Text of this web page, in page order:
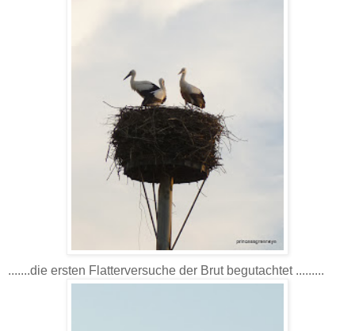
.......die ersten Flatterversuche der Brut begutachtet .........